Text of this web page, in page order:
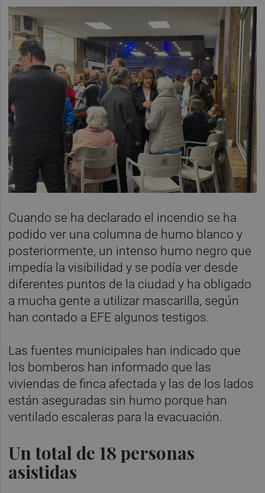
Cuando se ha declarado el incendio se ha
podido ver una columna de humo blanco y
posteriormente, un intenso humo negro que
impedía la visibilidad y se podía ver desde
diferentes puntos de la ciudad y ha obligado
a mucha gente a utilizar mascarilla, según
han contado a EFE algunos testigos.
Las fuentes municipales han indicado que
los bomberos han informado que las
viviendas de finca afectada y las de los lados
están aseguradas sin humo porque han
ventilado escaleras para la evacuación.
Un total de 18 personas
asistidas